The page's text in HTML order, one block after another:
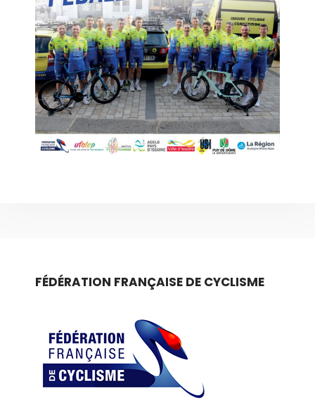
FÉDÉRATION FRANÇAISE DE CYCLISME